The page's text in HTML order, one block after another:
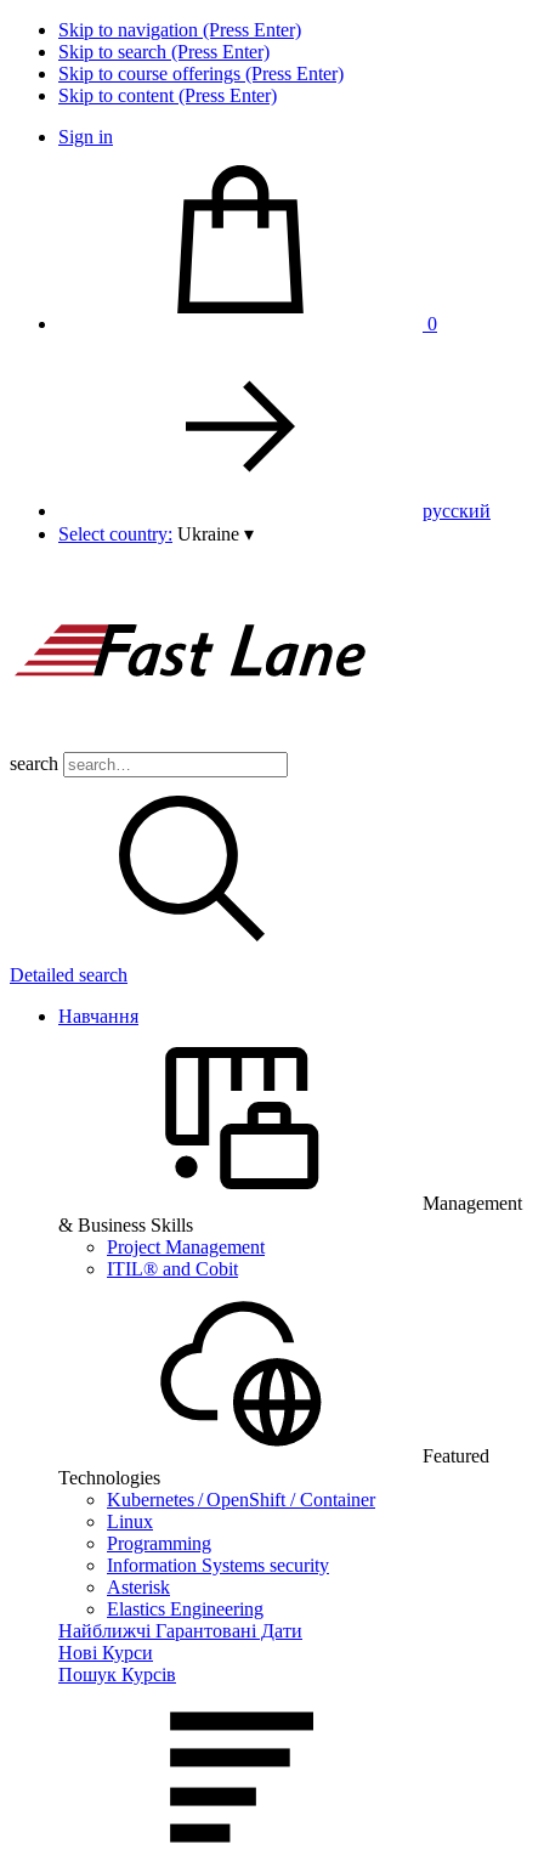
Skip to navigation (Press Enter)
Skip to search (Press Enter)
Skip to course offerings (Press Enter)
Skip to content (Press Enter)
Sign in
0
pусский
Select country: Ukraine ▾
search
Detailed search
Навчання
Management
& Business Skills
Project Management
ITIL® and Cobit
Featured
Technologies
Kubernetes / OpenShift / Container
Linux
Programming
Information Systems security
Asterisk
Elastics Engineering
Найближчі Гарантовані Дати
Нові Курси
Пошук Курсів